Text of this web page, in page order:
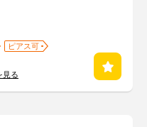
ピアス可
見る